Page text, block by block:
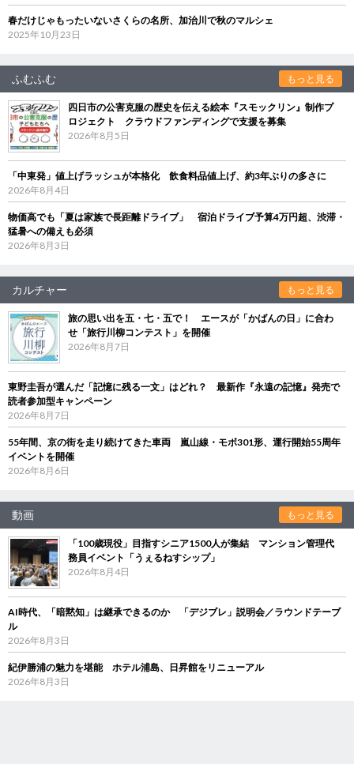
春だけじゃもったいないさくらの名所、加治川で秋のマルシェ
2025年10月23日
ふむふむ もっと見る
四日市の公害克服の歴史を伝える絵本『スモックリン』制作プ
ロジェクト クラウドファンディングで支援を募集
2026年8月5日
「中東発」値上げラッシュが本格化 飲食料品値上げ、約3年ぶりの多さに
2026年8月4日
物価高でも「夏は家族で長距離ドライブ」 宿泊ドライブ予算4万円超、渋滞・
猛暑への備えも必須
2026年8月3日
カルチャー もっと見る
旅の思い出を五・七・五で！ エースが「かばんの日」に合わ
せ「旅行川柳コンテスト」を開催
2026年8月7日
東野圭吾が選んだ「記憶に残る一文」はどれ？ 最新作『永遠の記憶』発売で
読者参加型キャンペーン
2026年8月7日
55年間、京の街を走り続けてきた車両 嵐山線・モボ301形、運行開始55周年
イベントを開催
2026年8月6日
動画 もっと見る
「100歳現役」目指すシニア1500人が集結 マンション管理代
務員イベント「うぇるねすシップ」
2026年8月4日
AI時代、「暗黙知」は継承できるのか 「デジブレ」説明会／ラウンドテーブ
ル
2026年8月3日
紀伊勝浦の魅力を堪能 ホテル浦島、日昇館をリニューアル
2026年8月3日